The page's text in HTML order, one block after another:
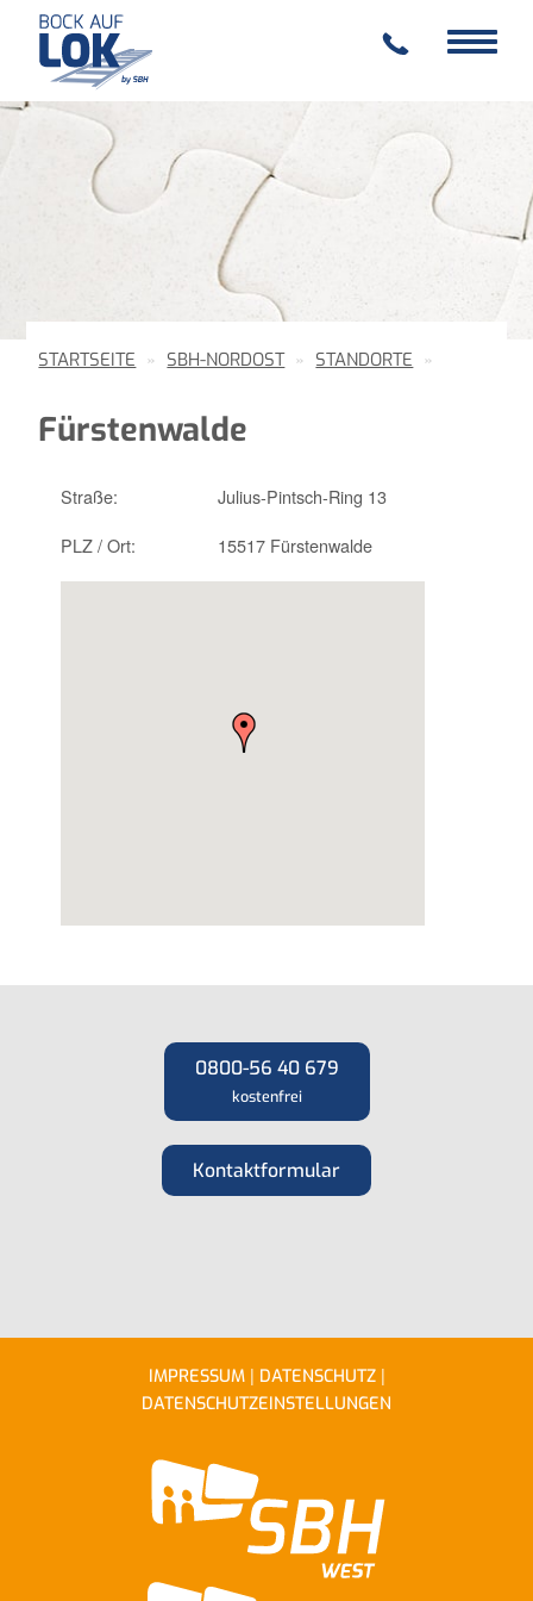
Toggle
navigation
Toggle
STARTSEITE SBH-NORDOST STANDORTE
Fürstenwalde
Straße:
Julius-Pintsch-Ring 13
PLZ / Ort:
15517 Fürstenwalde
0800-56 40 679
kostenfrei
Kontaktformular
IMPRESSUM| DATENSCHUTZ|
DATENSCHUTZEINSTELLUNGEN